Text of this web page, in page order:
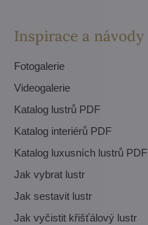
Inspirace a návody
Fotogalerie
Videogalerie
Katalog lustrů PDF
Katalog interiérů PDF
Katalog luxusních lustrů PDF
Jak vybrat lustr
Jak sestavit lustr
Jak vyčistit křišťálový lustr